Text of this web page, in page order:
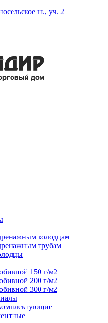
ш., уч. 2
колодцам
трубам
150 г/м2
200 г/м2
300 г/м2